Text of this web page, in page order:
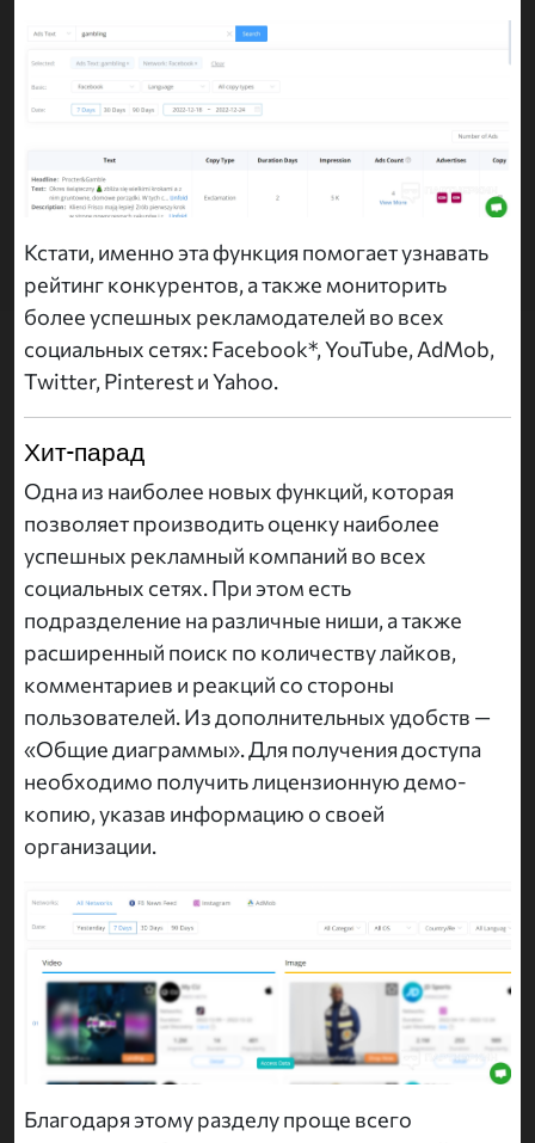
Кстати, именно эта функция помогает узнавать
рейтинг конкурентов, а также мониторить
более успешных рекламодателей во всех
социальных сетях: Facebook*, YouTube, AdMob,
Twitter, Pinterest и Yahoo.
Хит-парад
Одна из наиболее новых функций, которая
позволяет производить оценку наиболее
успешных рекламный компаний во всех
социальных сетях. При этом есть
подразделение на различные ниши, а также
расширенный поиск по количеству лайков,
комментариев и реакций со стороны
пользователей. Из дополнительных удобств —
«Общие диаграммы». Для получения доступа
необходимо получить лицензионную демо-
копию, указав информацию о своей
организации.
Благодаря этому разделу проще всего